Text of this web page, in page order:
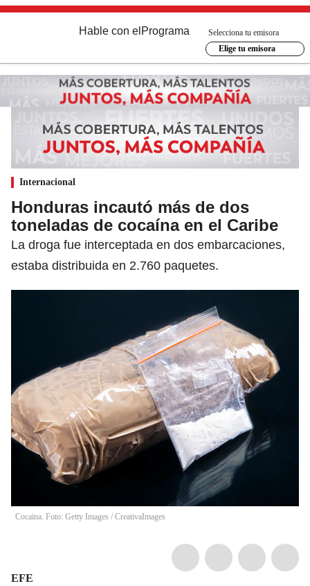
Hable con el Programa
Selecciona tu emisora
Elige tu emisora
Internacional
Honduras incautó más de dos
toneladas de cocaína en el Caribe
La droga fue interceptada en dos embarcaciones,
estaba distribuida en 2.760 paquetes.
Cocaina. Foto: Getty Images / CreativaImages
EFE